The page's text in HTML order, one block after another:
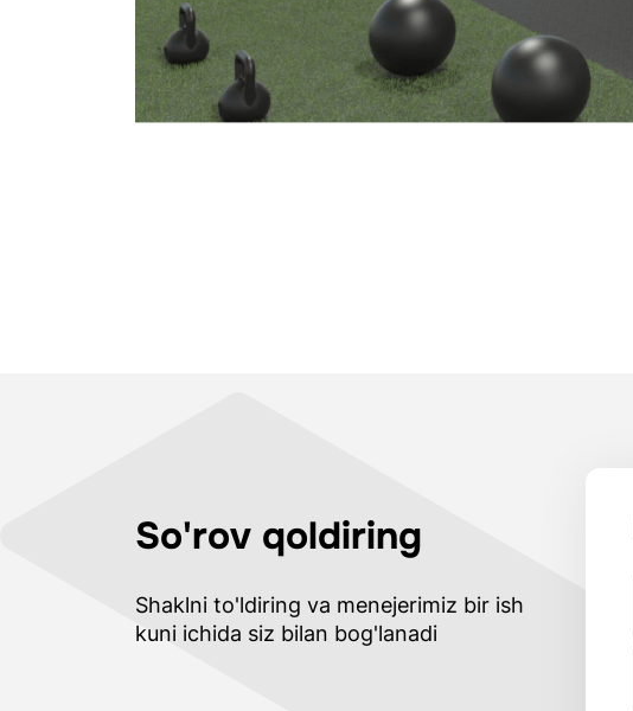
So'rov qoldiring
Shaklni to'ldiring va menejerimiz bir ish
kuni ichida siz bilan bog'lanadi